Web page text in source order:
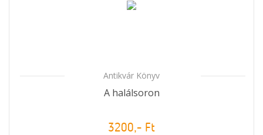
Antikvár Könyv
A halálsoron
3200,- Ft